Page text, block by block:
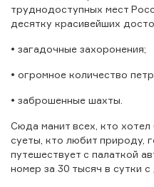
труднодоступных мест
десятку красивейших
• загадочные захоронения;
• огромное количество
• заброшенные шахты.
Сюда манит всех, кто
суеты, кто любит природу,
путешествует с палаткой
номер за 30 тысяч в сутки